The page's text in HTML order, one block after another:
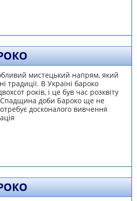
за 5 хвилин
мистецький напрям, який
традиції. В Україні бароко
років, і це був час розквіту
Спадщина доби Бароко ще не
досконалого вивчення
БАРОКО